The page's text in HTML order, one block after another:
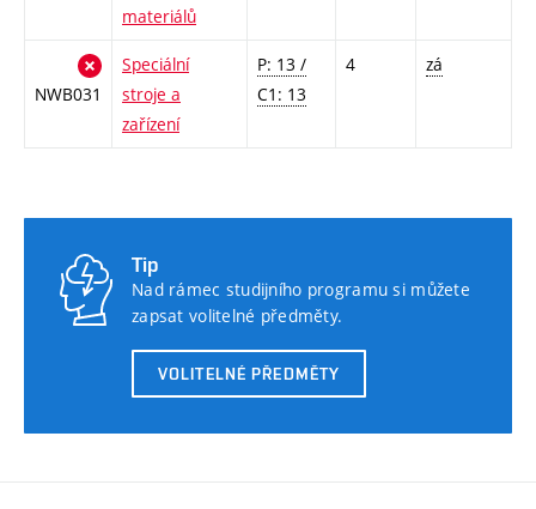
materiálů
NWB031
Speciální
stroje a
zařízení
P: 13 /
C1: 13
4 zá
Tip
Nad rámec studijního programu si můžete
zapsat volitelné předměty.
VOLITELNÉ PŘEDMĚTY